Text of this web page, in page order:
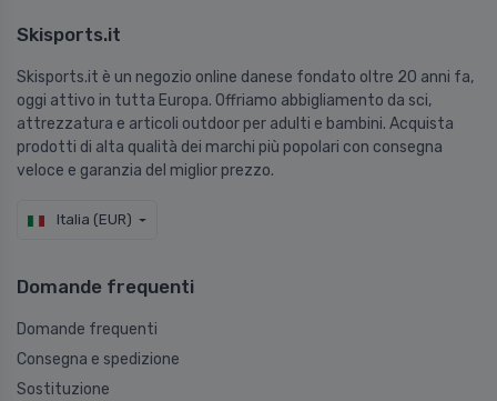
Skisports.it
Skisports.it è un negozio online danese fondato oltre 20 anni fa,
oggi attivo in tutta Europa. Offriamo abbigliamento da sci,
attrezzatura e articoli outdoor per adulti e bambini. Acquista
prodotti di alta qualità dei marchi più popolari con consegna
veloce e garanzia del miglior prezzo.
Italia (EUR)
Domande frequenti
Domande frequenti
Consegna e spedizione
Sostituzione